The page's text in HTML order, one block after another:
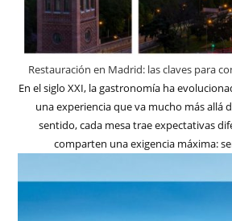
Restauración en Madrid: las claves para
En el siglo XXI, la gastronomía ha
una experiencia que va mucho más allá
sentido, cada mesa trae expectativas
comparten una exigencia máxima: